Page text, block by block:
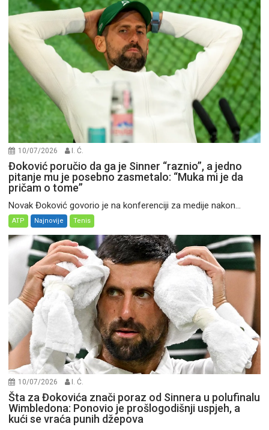
10/07/2026 I. Ć.
Đoković poručio da ga je Sinner “raznio”, a jedno
pitanje mu je posebno zasmetalo: “Muka mi je da
pričam o tome”
Novak Đoković govorio je na konferenciji za medije nakon...
ATP Najnovije Tenis
10/07/2026 I. Ć.
Šta za Đokovića znači poraz od Sinnera u polufinalu
Wimbledona: Ponovio je prošlogodišnji uspjeh, a
kući se vraća punih džepova